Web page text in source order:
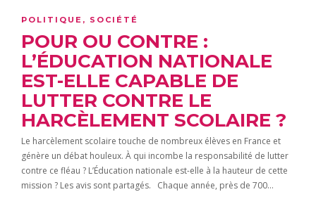
POLITIQUE , SOCIÉTÉ
POUR OU CONTRE :
L’ÉDUCATION NATIONALE
EST-ELLE CAPABLE DE
LUTTER CONTRE LE
HARCÈLEMENT SCOLAIRE ?
Le harcèlement scolaire touche de nombreux élèves en France et
génère un débat houleux. À qui incombe la responsabilité de lutter
contre ce fléau ? L’Éducation nationale est-elle à la hauteur de cette
mission ? Les avis sont partagés. Chaque année, près de 700…